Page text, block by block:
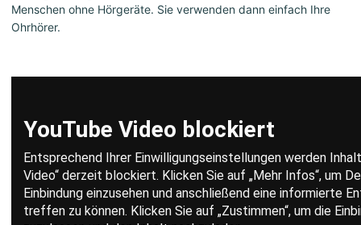
Menschen ohne Hörgeräte. Sie verwenden dann einfach Ihre
Ohrhörer.